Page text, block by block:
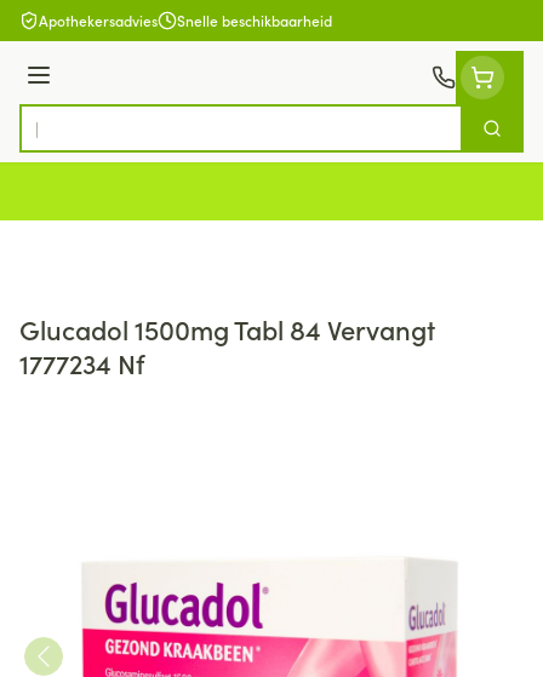
Ga naar de inhoud
Apothekersadvies Snelle beschikbaarheid
Menu
Product, merk, categorie...
Zoek
Glucadol 1500mg Tabl 84 Vervangt
1777234 Nf